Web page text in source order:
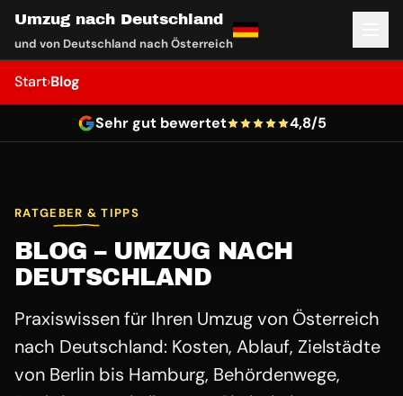
Umzug nach Deutschland
und von Deutschland nach Österreich
Start›Blog
Sehr gut bewertet 4,8/5
RATGEBER & TIPPS
BLOG – UMZUG NACH
DEUTSCHLAND
Praxiswissen für Ihren Umzug von Österreich
nach Deutschland: Kosten, Ablauf, Zielstädte
von Berlin bis Hamburg, Behördenwege,